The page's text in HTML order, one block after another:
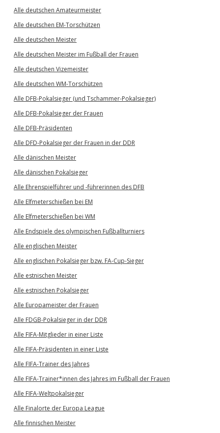
Alle deutschen Amateurmeister
Alle deutschen EM-Torschützen
Alle deutschen Meister
Alle deutschen Meister im Fußball der Frauen
Alle deutschen Vizemeister
Alle deutschen WM-Torschützen
Alle DFB-Pokalsieger (und Tschammer-Pokalsieger)
Alle DFB-Pokalsieger der Frauen
Alle DFB-Präsidenten
Alle DFD-Pokalsieger der Frauen in der DDR
Alle dänischen Meister
Alle dänischen Pokalsieger
Alle Ehrenspielführer und -führerinnen des DFB
Alle Elfmeterschießen bei EM
Alle Elfmeterschießen bei WM
Alle Endspiele des olympischen Fußballturniers
Alle englischen Meister
Alle englischen Pokalsieger bzw. FA-Cup-Sieger
Alle estnischen Meister
Alle estnischen Pokalsieger
Alle Europameister der Frauen
Alle FDGB-Pokalsieger in der DDR
Alle FIFA-Mitglieder in einer Liste
Alle FIFA-Präsidenten in einer Liste
Alle FIFA-Trainer des Jahres
Alle FIFA-Trainer*innen des Jahres im Fußball der Frauen
Alle FIFA-Weltpokalsieger
Alle Finalorte der Europa League
Alle finnischen Meister